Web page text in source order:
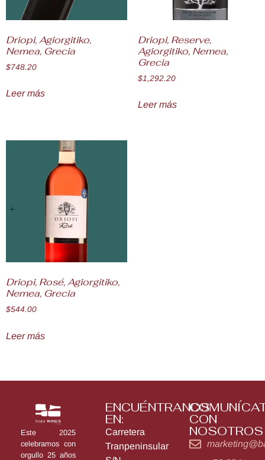
Driopi, Agiorgitiko,
Nemea, Grecia
$748.20
Leer más
Driopi, Reserve,
Agiorgitiko, Nemea,
Grecia
$1,292.20
Leer más
Driopi, Rosé, Agiorgitiko,
Nemea, Grecia
$544.00
Leer más
Este 2025
celebramos con
orgullo 25 años
ENCUÉNTRANOS
EN:
Carretera
Tranpeninsular
CON
NOSOTROS